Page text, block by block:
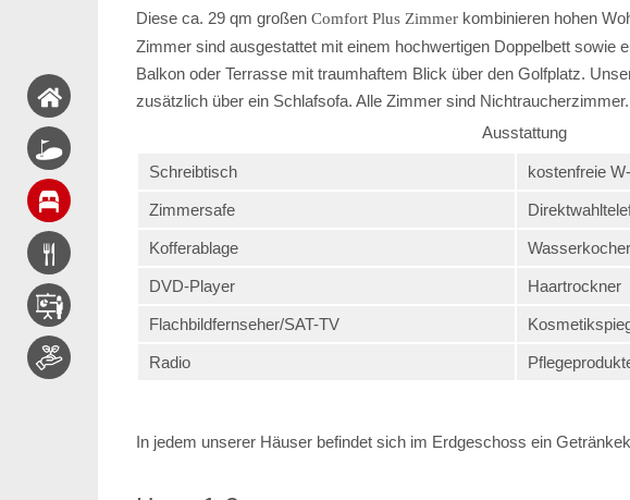
Diese ca. 29 qm großenComfort Plus Zimmer kombinieren hohen
Zimmer sind ausgestattet mit einem hochwertigen Doppelbett sowie
Balkon oder Terrasse mit traumhaftem Blick über den Golfplatz.
zusätzlich über ein Schlafsofa. Alle Zimmer sind Nichtraucherzimmer.
Ausstattung
Schreibtisch kostenfreie
Zimmersafe
Kofferablage Wasserkocher
DVD-Player Haartrockner
Flachbildfernseher/SAT-TV
Radio
In jedem unserer Häuser befindet sich im Erdgeschoss ein